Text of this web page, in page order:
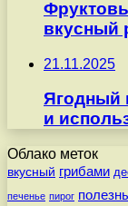
вкусный
21.11.2025
Ягодный
и
Облако меток
вкусный грибами
печенье пирог